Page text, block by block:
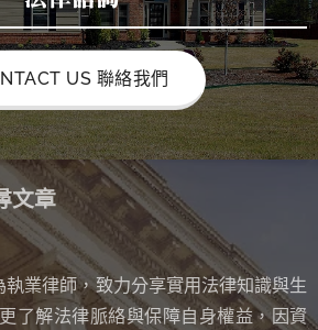
US 聯絡我們
文章
執業律師，致力分享實用法律知識與生
了解法律脈絡與保障自身權益，因資